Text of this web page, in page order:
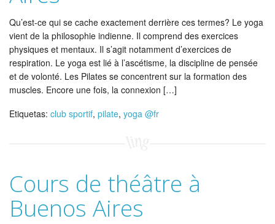
Qu’est-ce qui se cache exactement derrière ces termes? Le yoga
vient de la philosophie indienne. Il comprend des exercices
physiques et mentaux. Il s’agit notamment d’exercices de
respiration. Le yoga est lié à l’ascétisme, la discipline de pensée
et de volonté. Les Pilates se concentrent sur la formation des
muscles. Encore une fois, la connexion […]
Etiquetas: club sportif, pilate, yoga @fr
Cours de théâtre à
Buenos Aires